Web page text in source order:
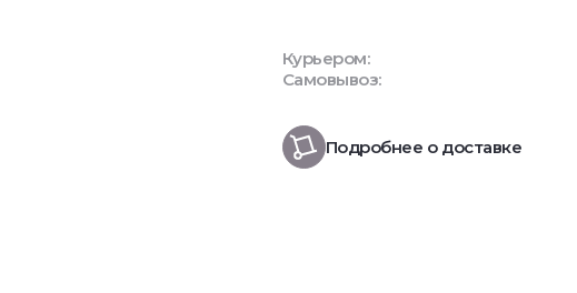
Курьером:
Самовывоз:
Подробнее о доставке